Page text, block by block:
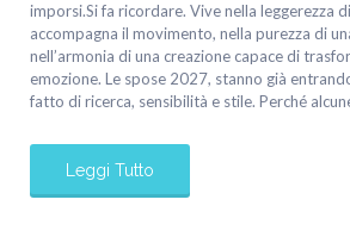
imporsi.Si fa ricordare. Vive nella leggerezza
accompagna il movimento, nella purezza di
nell’armonia di una creazione capace di
emozione. Le spose 2027, stanno già
fatto di ricerca, sensibilità e stile. Perché
Leggi Tutto